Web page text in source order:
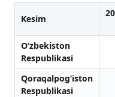
Kesim
O‘zbekiston
Respublikasi
Qoraqalpog‘iston
Respublikasi